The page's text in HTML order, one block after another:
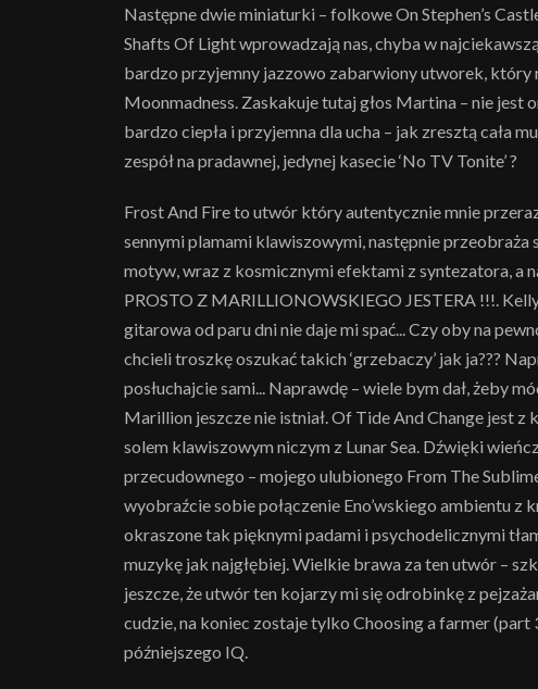
Następne dwie miniaturki – folkowe On Stephen’s
Shafts Of Light wprowadzają nas, chyba w
bardzo przyjemny jazzowo zabarwiony utworek, który
Moonmadness. Zaskakuje tutaj głos Martina – nie jest
bardzo ciepła i przyjemna dla ucha – jak zresztą cała
zespół na pradawnej, jedynej kasecie ‘No TV Tonite’ ?
Frost And Fire to utwór który autentycznie mnie
sennymi plamami klawiszowymi, następnie
motyw, wraz z kosmicznymi efektami z syntezatora, a
PROSTO Z MARILLIONOWSKIEGO JESTERA !!!.
gitarowa od paru dni nie daje mi spać... Czy oby na
chcieli troszkę oszukać takich ‘grzebaczy’ jak ja???
posłuchajcie sami... Naprawdę – wiele bym dał, żeby
Marillion jeszcze nie istniał. Of Tide And Change jest
solem klawiszowym niczym z Lunar Sea. Dźwięki
przecudownego – mojego ulubionego From The
wyobraźcie sobie połączenie Eno’wskiego ambientu
okraszone tak pięknymi padami i psychodelicznymi
muzykę jak najgłębiej. Wielkie brawa za ten utwór –
jeszcze, że utwór ten kojarzy mi się odrobinkę z
cudzie, na koniec zostaje tylko Choosing a farmer
późniejszego IQ.